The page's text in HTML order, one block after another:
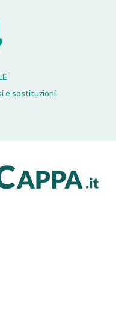
e sostituzioni